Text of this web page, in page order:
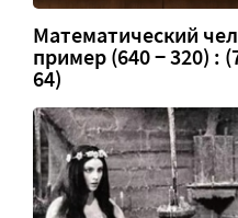
Математический
пример (640 − 320) :
64)